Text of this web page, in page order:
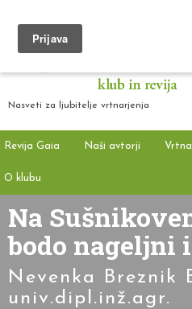
Nasveti za ljubitelje vrtnarjenja
Revija Gaia Naši avtorji
O klubu
Na
bodo nageljni
Nevenka Breznik
univ.dipl.inž.agr.